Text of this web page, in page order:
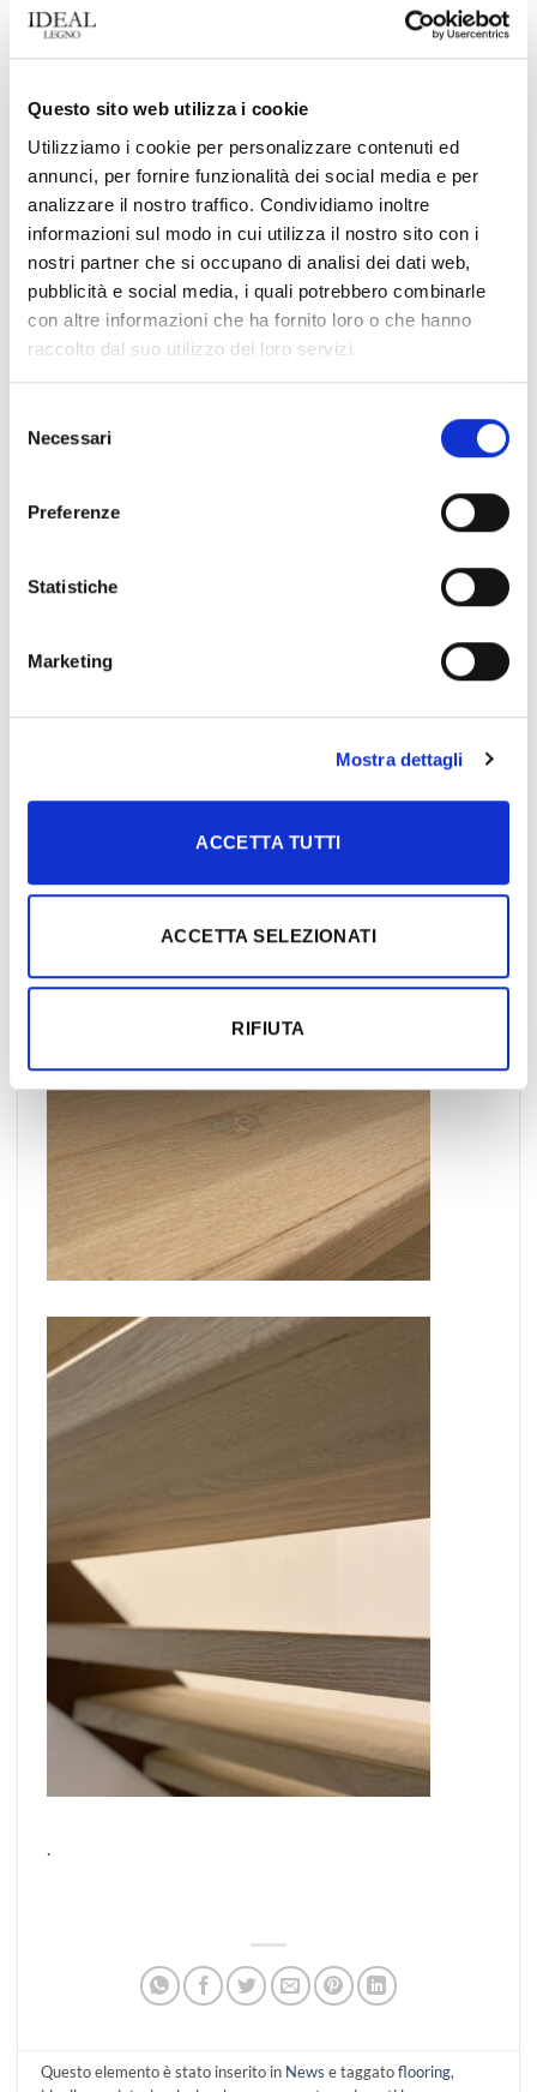
Questo sito web utilizza i cookie
Utilizziamo i cookie per personalizzare contenuti ed
annunci, per fornire funzionalità dei social media e per
analizzare il nostro traffico. Condividiamo inoltre
informazioni sul modo in cui utilizza il nostro sito con i
nostri partner che si occupano di analisi dei dati web,
pubblicità e social media, i quali potrebbero combinarle
con altre informazioni che ha fornito loro o che hanno
raccolto dal suo utilizzo dei loro servizi.
delNecessari
Preferenze
Statistiche
Marketing
Mostra dettagli
ACCETTA TUTTI
ACCETTA SELEZIONATI
RIFIUTA
.
Questo elemento è stato inserito in News e taggatoflooring,